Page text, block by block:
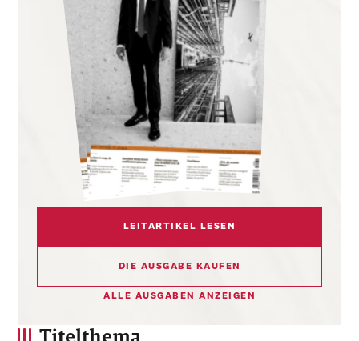
LEITARTIKEL LESEN
DIE AUSGABE KAUFEN
ALLE AUSGABEN ANZEIGEN